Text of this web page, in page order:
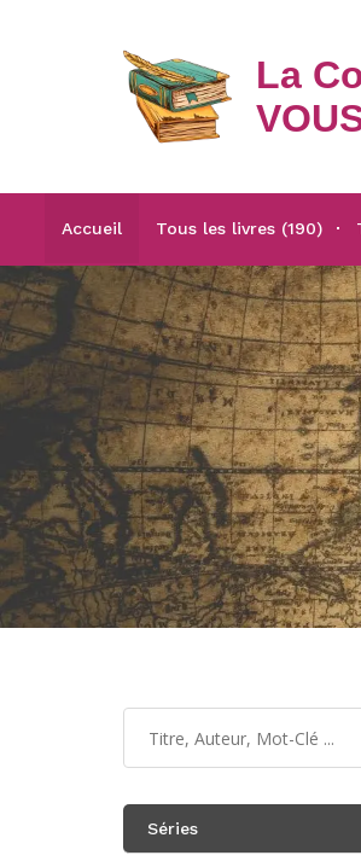
La
Accueil Tous les livres (190)
Séries